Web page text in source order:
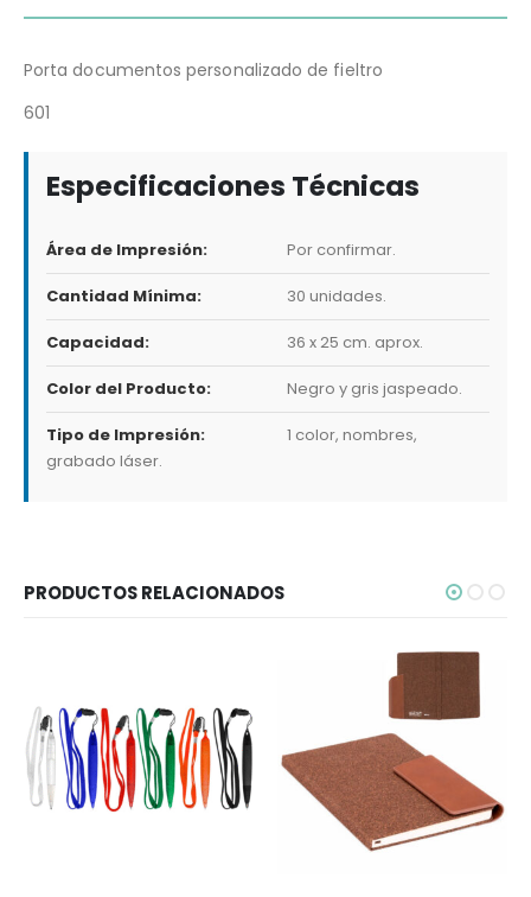
Porta documentos personalizado de fieltro
601
Especificaciones Técnicas
Área de Impresión: Por confirmar.
Cantidad Mínima: 30 unidades.
Capacidad: 36 x 25 cm. aprox.
Color del Producto: Negro y gris jaspeado.
Tipo de Impresión:
1 color, nombres,
grabado láser.
PRODUCTOS RELACIONADOS